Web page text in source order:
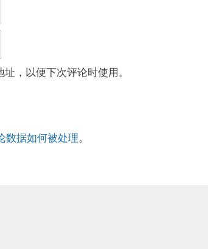
，以便下次评论时使用。
数据如何被处理。